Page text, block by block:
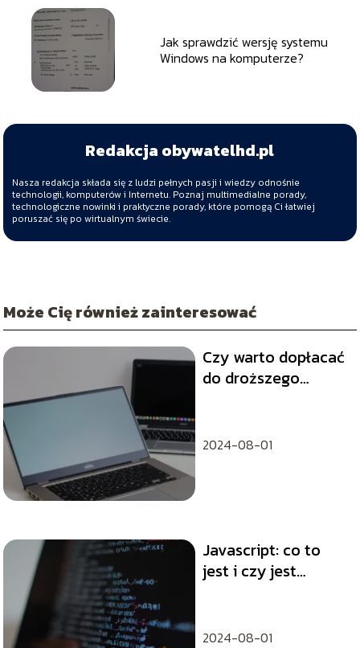
Jak sprawdzić wersję systemu
Windows na komputerze?
Redakcja obywatelhd.pl
Nasza redakcja składa się z ludzi pełnych pasji i wiedzy odnośnie
technologii, komputerów i Internetu. Poznaj multimedialne porady,
technologiczne nowinki i praktyczne porady, które pomogą Ci łatwiej
poruszać się po wirtualnym świecie.
Może Cię również zainteresować
Czy warto dopłacać
do droższego
2024-08-01
Javascript: co to
jest i czy jest
2024-08-01